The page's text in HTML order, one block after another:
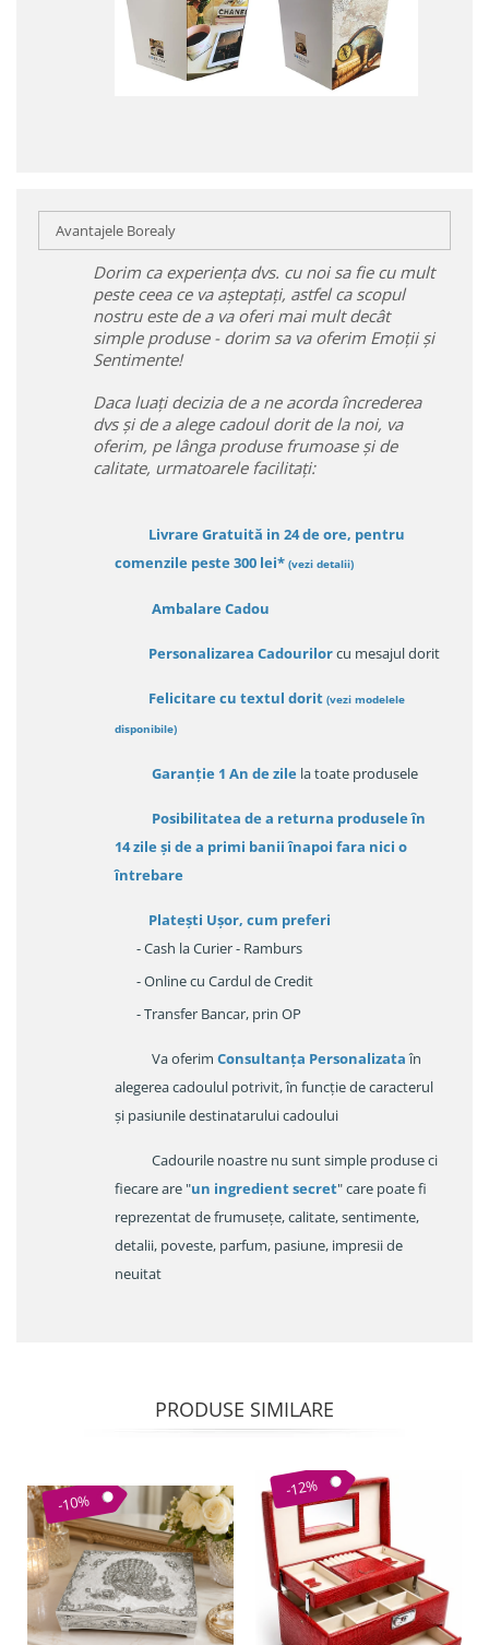
Avantajele Borealy
Dorim ca experiența dvs. cu noi sa fie cu mult
peste ceea ce va așteptați, astfel ca scopul
nostru este de a va oferi mai mult decât
simple produse - dorim sa va oferim Emoții și
Sentimente!
Daca luați decizia de a ne acorda încrederea
dvs și de a alege cadoul dorit de la noi, va
oferim, pe lânga produse frumoase și de
calitate, urmatoarele facilitați:
Livrare Gratuită in 24 de ore, pentru
comenzile peste 300 lei* (vezi detalii)
Ambalare Cadou
Personalizarea Cadourilorcu mesajul dorit
Felicitare cu textul dorit (vezi modelele
disponibile)
Garanție 1 An de zile la toate produsele
Posibilitatea de a returna produsele în
14 zileși de a primi banii înapoi fara nici o
întrebare
Platești Ușor, cum preferi
- Cash la Curier - Ramburs
- Online cu Cardul de Credit
- Transfer Bancar, prin OP
Va oferim Consultanța Personalizataîn
alegerea cadoulul potrivit, în funcție de caracterul
și pasiunile destinatarului cadoului
Cadourile noastre nu sunt simple produse ci
fiecare are "un ingredient secret" care poate fi
reprezentat de frumusețe, calitate, sentimente,
detalii, poveste, parfum, pasiune, impresii de
neuitat
PRODUSE SIMILARE
-10%
-12%